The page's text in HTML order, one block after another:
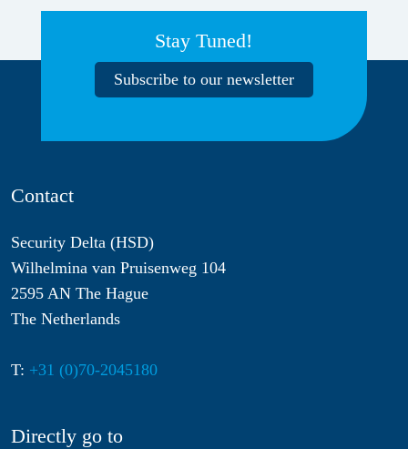
Stay Tuned!
Subscribe to our newsletter
Contact
Security Delta (HSD)
Wilhelmina van Pruisenweg 104
2595 AN The Hague
The Netherlands
T: +31 (0)70-2045180
Directly go to